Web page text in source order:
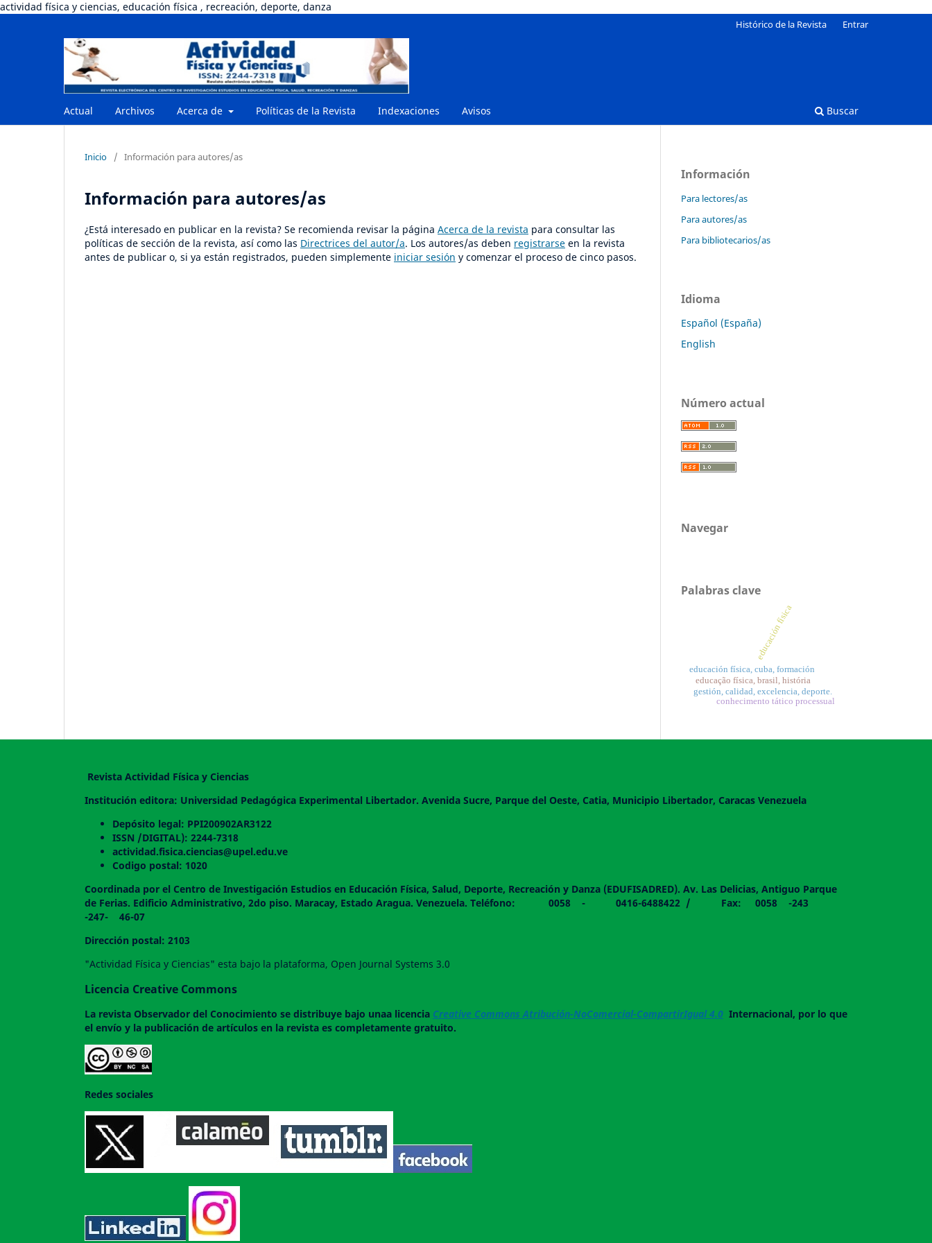
actividad física y ciencias, educación física , recreación, deporte, danza
Actual Archivos Acerca de Políticas de la Revista Indexaciones Avisos Buscar
Histórico de la Revista Entrar
Inicio / Información para autores/as
Información para autores/as
¿Está interesado en publicar en la revista? Se recomienda revisar la página Acerca de la revista para consultar las
políticas de sección de la revista, así como las Directrices del autor/a. Los autores/as deben registrarse en la revista
antes de publicar o, si ya están registrados, pueden simplemente iniciar sesión y comenzar el proceso de cinco pasos.
Información
Para lectores/as
Para autores/as
Para bibliotecarios/as
Idioma
Español (España)
English
Número actual
Navegar
Palabras clave
educación física
educación física, cuba, formación
educação física, brasil, história
gestión, calidad, excelencia, deporte.
conhecimento tático processual
Revista Actividad Física y Ciencias
Institución editora: Universidad Pedagógica Experimental Libertador. Avenida Sucre, Parque del Oeste, Catia, Municipio Libertador, Caracas Venezuela
Depósito legal: PPI200902AR3122
ISSN /DIGITAL): 2244-7318
actividad.fisica.ciencias@upel.edu.ve
Codigo postal: 1020
Coordinada por el Centro de Investigación Estudios en Educación Física, Salud, Deporte, Recreación y Danza (EDUFISADRED). Av. Las Delicias, Antiguo Parque
de Ferias. Edificio Administrativo, 2do piso. Maracay, Estado Aragua. Venezuela. Teléfono: 0058 - 0416-6488422 / Fax: 0058 -243
-247- 46-07
Dirección postal: 2103
"Actividad Física y Ciencias" esta bajo la plataforma, Open Journal Systems 3.0
Licencia Creative Commons
La revista Observador del Conocimiento se distribuye bajo unaa licencia Creative Commons Atribución-NoComercial-CompartirIgual 4.0 Internacional, por lo que
el envío y la publicación de artículos en la revista es completamente gratuito.
Redes sociales